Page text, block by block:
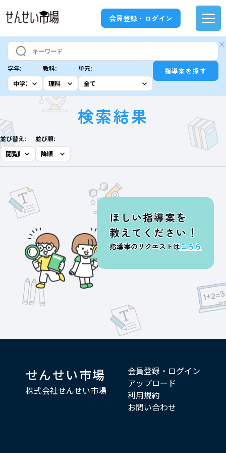
会員登録・ログイン
学年: 教科: 単元: 指導案を探す
検索結果
並び替え: 並び順:
ほしい指導案を
教えてください！
指導案のリクエストはこちら
せんせい市場
株式会社せんせい市場
会員登録・ログイン
アップロード
利用規約
お問い合わせ